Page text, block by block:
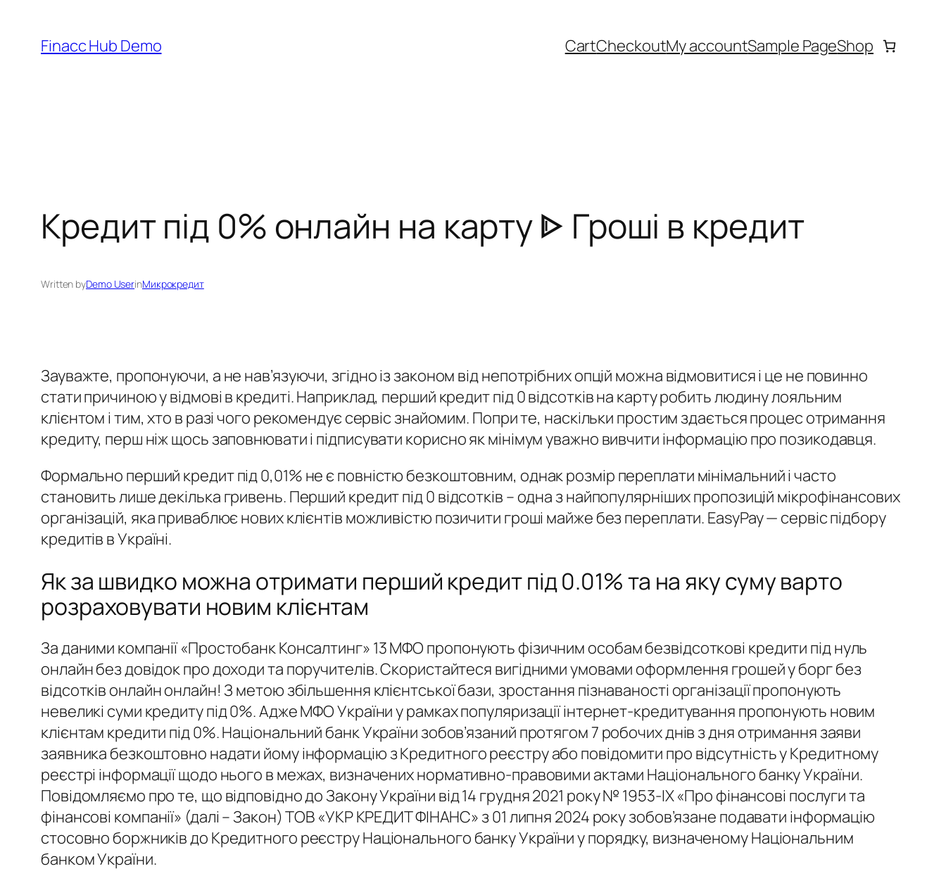
content
Finacc Hub Demo CartCheckoutMy accountSample PageShop
Кредит під 0% онлайн на карту ᐈ Гроші в кредит
Written byDemo UserinМикрокредит
Зауважте, пропонуючи, а не нав’язуючи, згідно із законом від непотрібних опцій можна відмовитися і це не повинно
стати причиною у відмові в кредиті. Наприклад, перший кредит під 0 відсотків на карту робить людину лояльним
клієнтом і тим, хто в разі чого рекомендує сервіс знайомим. Попри те, наскільки простим здається процес отримання
кредиту, перш ніж щось заповнювати і підписувати корисно як мінімум уважно вивчити інформацію про позикодавця.
Формально перший кредит під 0,01% не є повністю безкоштовним, однак розмір переплати мінімальний і часто
становить лише декілька гривень. Перший кредит під 0 відсотків – одна з найпопулярніших пропозицій мікрофінансових
організацій, яка приваблює нових клієнтів можливістю позичити гроші майже без переплати. EasyPay — сервіс підбору
кредитів в Україні.
Як за швидко можна отримати перший кредит під 0.01% та на яку суму варто
розраховувати новим клієнтам
За даними компанії «Простобанк Консалтинг» 13 МФО пропонують фізичним особам безвідсоткові кредити під нуль
онлайн без довідок про доходи та поручителів. Скористайтеся вигідними умовами оформлення грошей у борг без
відсотків онлайн онлайн! З метою збільшення клієнтської бази, зростання пізнаваності організації пропонують
невеликі суми кредиту під 0%. Адже МФО України у рамках популяризації інтернет-кредитування пропонують новим
клієнтам кредити під 0%. Національний банк України зобов’язаний протягом 7 робочих днів з дня отримання заяви
заявника безкоштовно надати йому інформацію з Кредитного реєстру або повідомити про відсутність у Кредитному
реєстрі інформації щодо нього в межах, визначених нормативно-правовими актами Національного банку України.
Повідомляємо про те, що відповідно до Закону України від 14 грудня 2021 року № 1953-IX «Про фінансові послуги та
фінансові компанії» (далі – Закон) ТОВ «УКР КРЕДИТ ФІНАНС» з 01 липня 2024 року зобов’язане подавати інформацію
стосовно боржників до Кредитного реєстру Національного банку України у порядку, визначеному Національним
банком України.